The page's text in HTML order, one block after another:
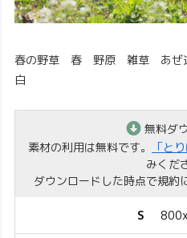
春の野草 春 野原 雑草 あ
白
無料ダ
素材の利用は無料です。
「と
みくだ
ダウンロードした時点で規約
S